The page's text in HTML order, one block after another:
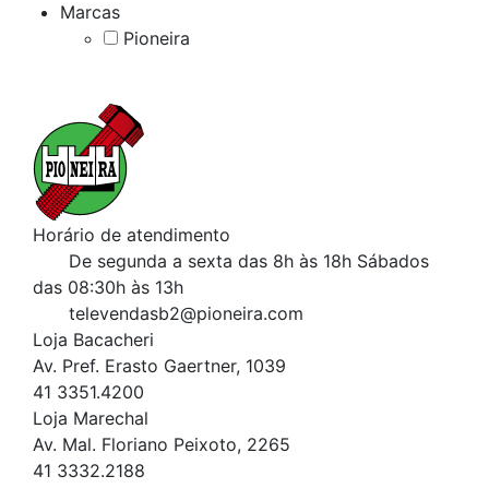
Marcas
Pioneira
Horário de atendimento
De segunda a sexta das 8h às 18h Sábados
das 08:30h às 13h
televendasb2@pioneira.com
Loja Bacacheri
Av. Pref. Erasto Gaertner, 1039
41 3351.4200
Loja Marechal
Av. Mal. Floriano Peixoto, 2265
41 3332.2188